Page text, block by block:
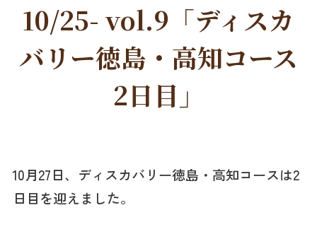
10/25- vol.9「ディスカ
バリー徳島・高知コース
2日目」
10月27日、ディスカバリー徳島・高知コースは2
日目を迎えました。